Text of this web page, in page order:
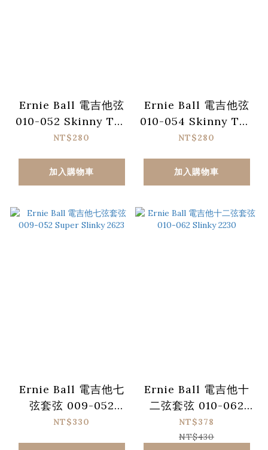
Ernie Ball 電吉他弦
010-052 Skinny Top
Heavy Bottom
NT$280
加入購物車
Ernie Ball 電吉他弦
010-054 Skinny Top
Beefy Bottom
NT$280
加入購物車
Ernie Ball 電吉他七
弦套弦 009-052
Super Slinky 2623
NT$330
Ernie Ball 電吉他十
二弦套弦 010-062
Slinky 2230
NT$378
NT$430